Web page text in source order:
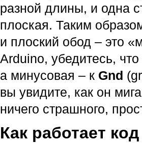
разной длины, и одна
плоская. Таким
и плоский обод – это
Arduino, убедитесь,
а минусовая – к Gnd
вы увидите, как он
ничего страшного,
Как работает код